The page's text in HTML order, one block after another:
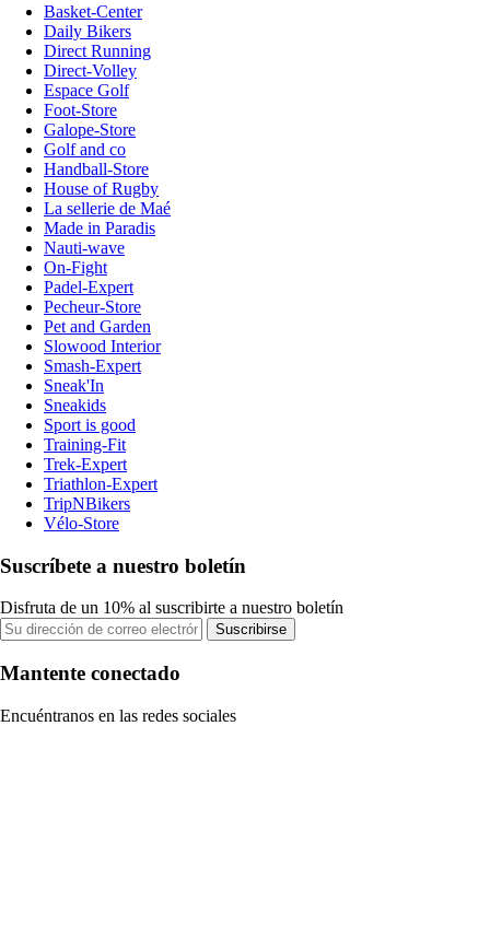
Basket-Center
Daily Bikers
Direct Running
Direct-Volley
Espace Golf
Foot-Store
Galope-Store
Golf and co
Handball-Store
House of Rugby
La sellerie de Maé
Made in Paradis
Nauti-wave
On-Fight
Padel-Expert
Pecheur-Store
Pet and Garden
Slowood Interior
Smash-Expert
Sneak'In
Sneakids
Sport is good
Training-Fit
Trek-Expert
Triathlon-Expert
TripNBikers
Vélo-Store
Suscríbete a nuestro boletín
Disfruta de un 10% al suscribirte a nuestro boletín
Suscribirse
Mantente conectado
Encuéntranos en las redes sociales